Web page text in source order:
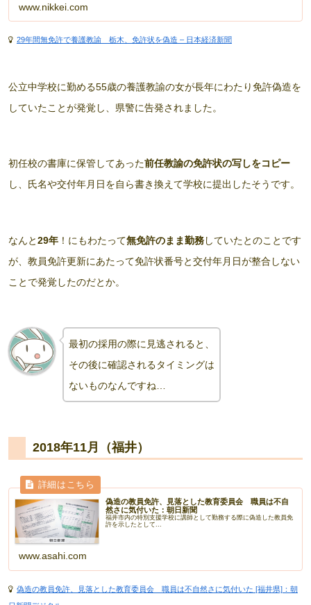
www.nikkei.com
29年間無免許で養護教諭 栃木、免許状を偽造 – 日本経済新聞
公立中学校に勤める55歳の養護教諭の女が長年にわたり免許偽造を
していたことが発覚し、県警に告発されました。
初任校の書庫に保管してあった前任教諭の免許状の写しをコピー
し、氏名や交付年月日を自ら書き換えて学校に提出したそうです。
なんと29年 ！にもわたって無免許のまま勤務していたとのことです
が、教員免許更新にあたって免許状番号と交付年月日が整合しない
ことで発覚したのだとか。
最初の採用の際に見逃されると、
その後に確認されるタイミングは
ないものなんですね
2018年11月（福井）
偽造の教員免許、見落とした教育委員会 職員は不自
然さに気付いた：朝日新聞
福井市内の特別支援学校に講師として勤務する際に偽造した教員免
許を示したとして...
www.asahi.com
偽造の教員免許、見落とした教育委員会 職員は不自然さに気付いた [福井県]：朝